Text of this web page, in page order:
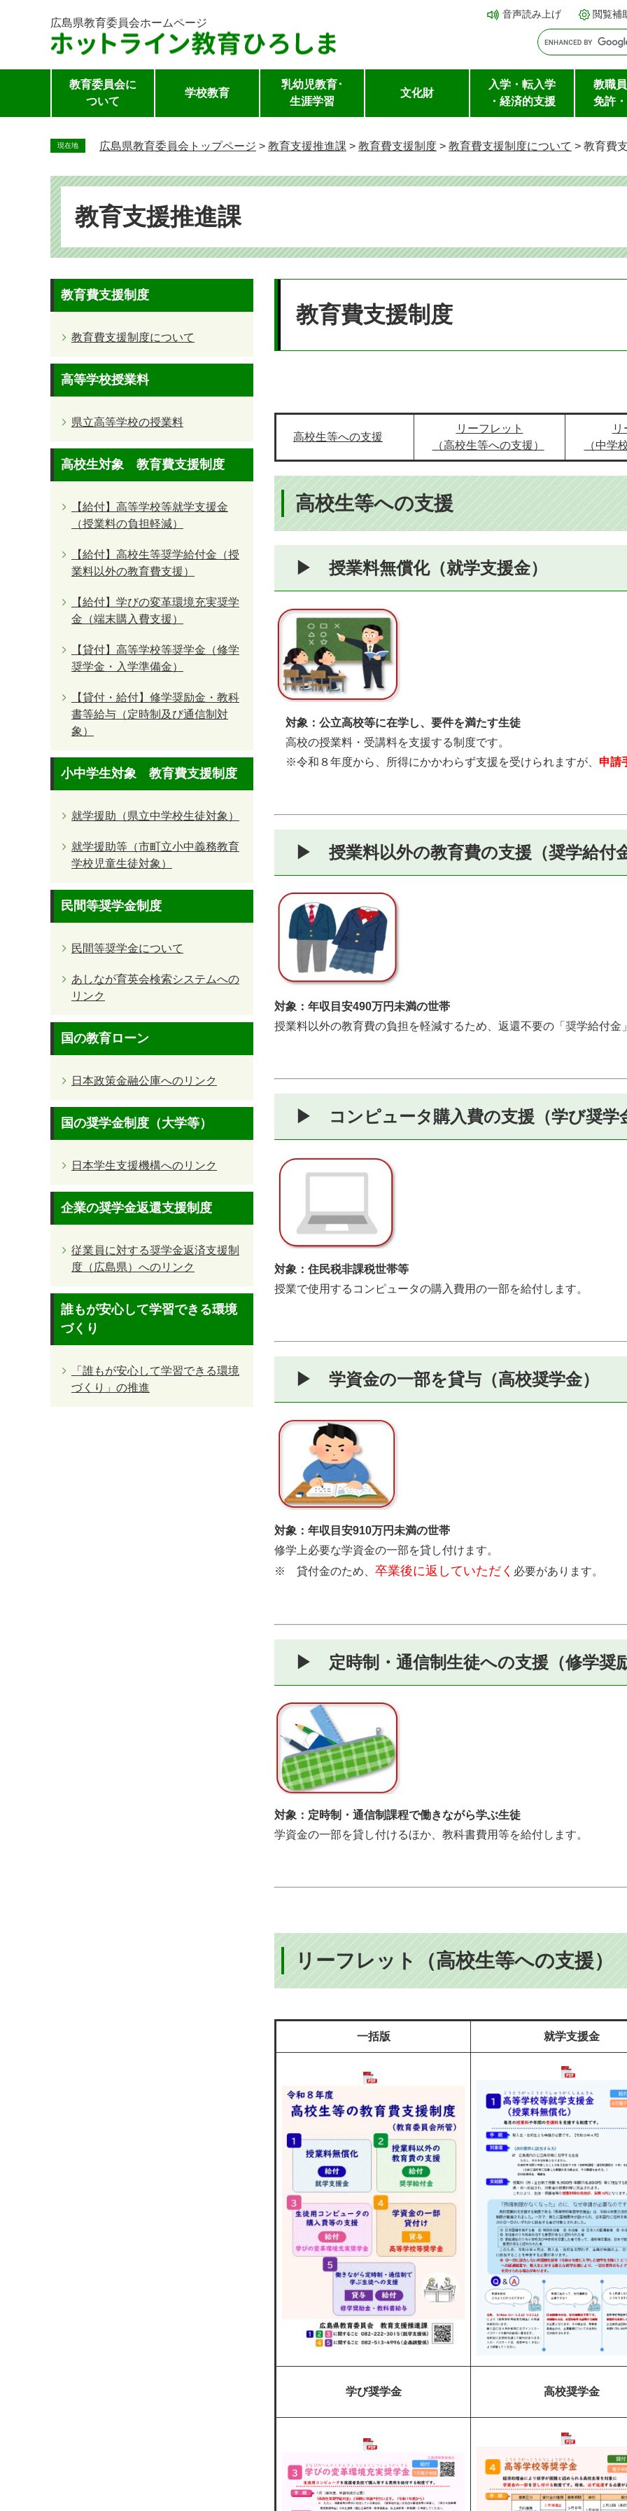
ー
し
広島県教育委員会ホームページ
音声読み上げ 閲覧補
教育委員会に
ついて
学校教育
乳幼児教育･
生涯学習
文化財
入学・転入学
・経済的支援
教職
免許
現在地 広島県教育委員会トップページ > 教育支援推進課 > 教育費支援制度 > 教育費支援制度について > 教育費
教育支援推進課
教育費支援制度
高校生等への支援
リーフレット
（高校生等への支援）
リ
（中学
高校生等への支援
▶ 授業料無償化（就学支援金）
対象：公立高校等に在学し、要件を満たす生徒
高校の授業料・受講料を支援する制度です。
※令和８年度から、所得にかかわらず支援を受けられますが、 申請
▶ 授業料以外の教育費の支援（奨学給付金
対象：年収目安490万円未満の世帯
授業料以外の教育費の負担を軽減するため、返還不要の「奨学給付金
▶ コンピュータ購入費の支援（学び奨学
対象：住民税非課税世帯等
授業で使用するコンピュータの購入費用の一部を給付します。
▶ 学資金の一部を貸与（高校奨学金）
対象：年収目安910万円未満の世帯
修学上必要な学資金の一部を貸し付けます。
※ 貸付金のため、 卒業後に返していただく 必要があります。
▶ 定時制・通信制生徒への支援（修学奨
対象：定時制・通信制課程で働きながら学ぶ生徒
学資金の一部を貸し付けるほか、教科書費用等を給付します。
リーフレット（高校生等への支援）
一括版 就学支援金
学び奨学金 高校奨学金
教育費支援制度
教育費支援制度について
高等学校授業料
県立高等学校の授業料
高校生対象 教育費支援制度
【給付】高等学校等就学支援金
（授業料の負担軽減）
【給付】高校生等奨学給付金（授
業料以外の教育費支援）
【給付】学びの変革環境充実奨学
金（端末購入費支援）
【貸付】高等学校等奨学金（修学
奨学金・入学準備金）
【貸付・給付】修学奨励金・教科
書等給与（定時制及び通信制対
象）
小中学生対象 教育費支援制度
就学援助（県立中学校生徒対象）
就学援助等（市町立小中義務教育
学校児童生徒対象）
民間等奨学金制度
民間等奨学金について
あしなが育英会検索システムへの
リンク
国の教育ローン
日本政策金融公庫へのリンク
国の奨学金制度（大学等）
日本学生支援機構へのリンク
企業の奨学金返還支援制度
従業員に対する奨学金返済支援制
度（広島県）へのリンク
誰もが安心して学習できる環境
づくり
「誰もが安心して学習できる環境
づくり」の推進